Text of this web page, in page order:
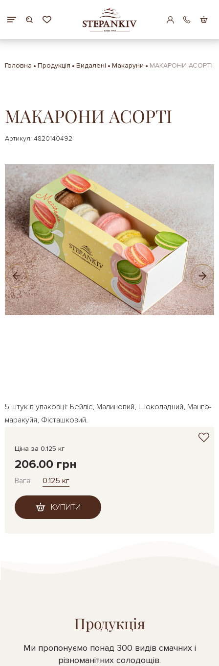
Головна Продукція Видалені Макаруни МАКАРОНИ АСОРТІ
МАКАРОНИ АСОРТІ
Артикул: 4820140492
5 штук в упаковці: Бейліс, Малиновий, Шоколадний, Манго-
маракуйя, Фісташковий.
Ціна за 0.125 кг
206.00 грн
Вага: 0.125 кг
КУПИТИ
Продукція
Ми пропонуємо понад 300 видів смачних і
різноманітних солодощів.